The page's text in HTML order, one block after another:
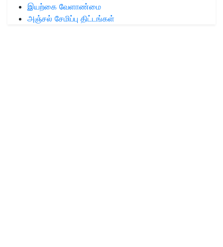
இயற்கை வேளாண்மை
அஞ்சல் சேமிப்பு திட்டங்கள்